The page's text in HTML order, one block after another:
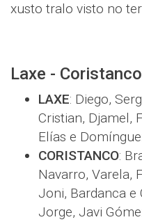
xusto tralo visto no
Laxe -
LAXE: Diego,
Cristian, Djamel,
Elías e
CORISTANCO:
Navarro, Varela,
Joni, Bardanca e
Jorge, Javi